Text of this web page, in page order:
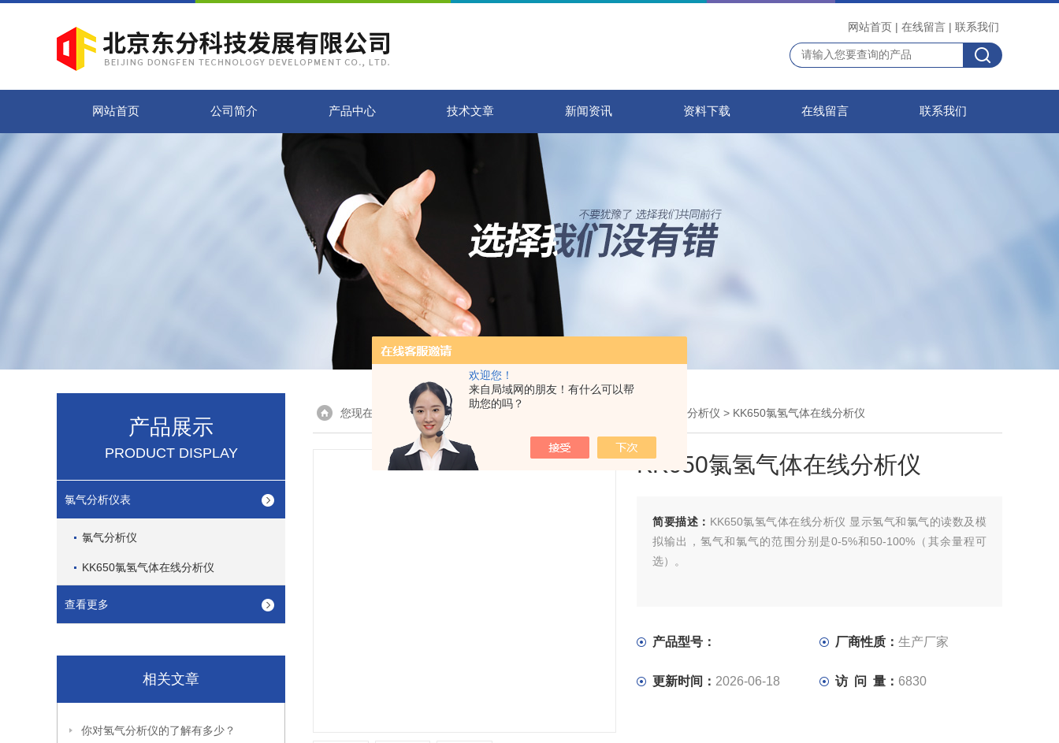
欢迎您！
来自局域网的朋友！有什么可以帮
助您的吗？
网站首页 | 在线留言 | 联系我们
网站首页 公司简介 产品中心 技术文章 新闻资讯 资料下载 在线留言 联系我们
产品展示
PRODUCT DISPLAY
氯气分析仪表
氯气分析仪
KK650氯氢气体在线分析仪
查看更多
相关文章
你对氢气分析仪的了解有多少？
您现在的位置：首页> 产品展示 > 氯气分析仪表 KK650氯氢气体在线分析仪 > KK650氯氢气体在线分析仪
KK650氯氢气体在线分析仪
简要描述： KK650氯氢气体在线分析仪 显示氢气和氯气的读数及模
拟输出，氢气和氯气的范围分别是0-5%和50-100%（其余量程可
选）。
产品型号： 厂商性质：生产厂家
更新时间： 2026-06-18 访 问 量： 6830